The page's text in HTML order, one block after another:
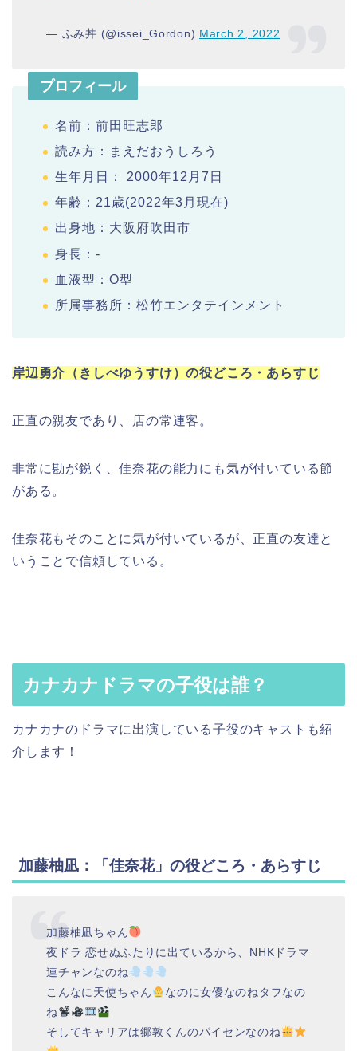
— ふみ丼 (@issei_Gordon) March 2, 2022
プロフィール
名前：前田旺志郎
読み方：まえだおうしろう
生年月日： 2000年12月7日
年齢：21歳(2022年3月現在)
出身地：大阪府吹田市
身長：-
血液型：O型
所属事務所：松竹エンタテインメント
岸辺勇介（きしべゆうすけ）の役どころ・あらすじ
正直の親友であり、店の常連客。
非常に勘が鋭く、佳奈花の能力にも気が付いている節
がある。
佳奈花もそのことに気が付いているが、正直の友達と
いうことで信頼している。
カナカナドラマの子役は誰？
カナカナのドラマに出演している子役のキャストも紹
介します！
加藤柚凪：「佳奈花」の役どころ・あらすじ
加藤柚凪ちゃん
夜ドラ 恋せぬふたりに出ているから、NHKドラマ
連チャンなのね
こんなに天使ちゃん
なのに女優なのねタフなの
ね
そしてキャリアは郷敦くんのパイセンなのね